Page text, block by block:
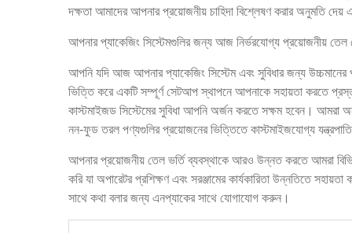
দক্ষতা আমাদের আপনার প্রয়োজনীয় চাহিদা বিশ্লেষণ করার অনুমতি দেয়
আপনার প্যাকেজিং সিস্টেমগুলির জন্য আজ নির্ভরযোগ্য প্রয়োজনীয়
আপনি যদি আজ আপনার প্যাকেজিং সিস্টেম এবং সুবিধার জন্য উচ্চমানের
ভিত্তি করে একটি সম্পূর্ণ সেটআপ স্থাপনে আপনাকে সহায়তা করতে
কাস্টমাইজড সিস্টেমের সুবিধা আপনি অর্জন করতে সক্ষম হবেন। আমরা
নন-ফুড তরল পণ্যগুলির প্রয়োজনের ভিত্তিতে কাস্টমাইজযোগ্য
আপনার প্রয়োজনীয় তেল ভর্তি ব্যবস্থাকে আরও উন্নত করতে আমরা
করি যা অপারেটর প্রশিক্ষণ এবং সরঞ্জামের কার্যকারিতা উন্নতিতে
সাথে কথা বলার জন্য এনপ্যাকের সাথে যোগাযোগ করুন।